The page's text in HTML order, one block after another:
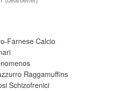
Farnese Calcio
Raggamuffins
Schizofrenici